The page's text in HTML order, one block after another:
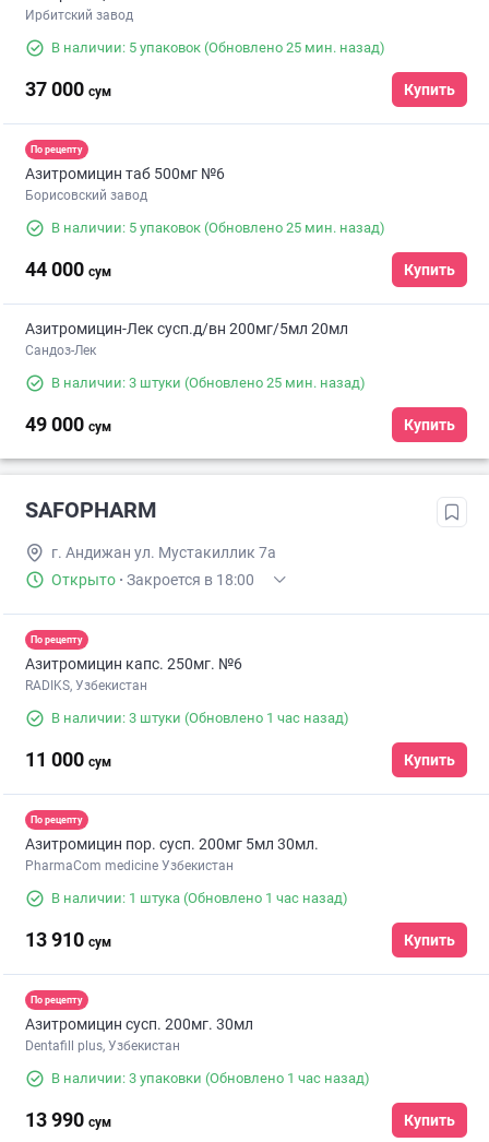
Ирбитский завод
В наличии: 5 упаковок (Обновлено 25 мин. назад)
37 000 сум Купить
По рецепту
Азитромицин таб 500мг №6
Борисовский завод
В наличии: 5 упаковок (Обновлено 25 мин. назад)
44 000 сум Купить
Азитромицин-Лек сусп.д/вн 200мг/5мл 20мл
Сандоз-Лек
В наличии: 3 штуки (Обновлено 25 мин. назад)
49 000 сум Купить
SAFOPHARM
г. Андижан ул. Мустакиллик 7а
Открыто · Закроется в 18:00
По рецепту
Азитромицин капс. 250мг. №6
RADIKS, Узбекистан
В наличии: 3 штуки (Обновлено 1 час назад)
11 000 сум Купить
По рецепту
Азитромицин пор. сусп. 200мг 5мл 30мл.
PharmaCom medicine Узбекистан
В наличии: 1 штука (Обновлено 1 час назад)
13 910 сум Купить
По рецепту
Азитромицин сусп. 200мг. 30мл
Dentafill plus, Узбекистан
В наличии: 3 упаковки (Обновлено 1 час назад)
13 990 сум Купить